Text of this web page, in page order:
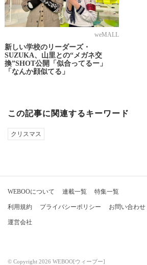
weMALL
新しい学校のリーダーズ・
SUZUKA、山里との“メガネ交
換”SHOT公開「似合ってるー」
「なんか顔似てる」
この記事に関連するキーワード
クリスマス
WEBOOについて 連載一覧 特集一覧
利用規約 プライバシーポリシー お問い合わせ
運営会社
© Copyright 2026 WEBOO[ウィーブー]